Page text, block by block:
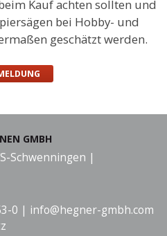
Kauf achten sollten und
bei Hobby- und
geschätzt werden.
GMBH
Schwenningen |
0 | info@hegner-gmbh.com